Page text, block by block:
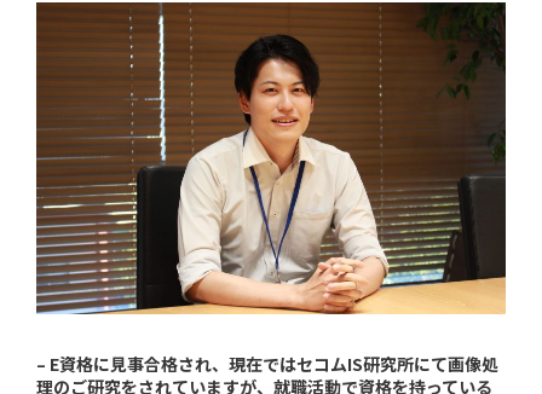
– E資格に見事合格され、現在ではセコムIS研究所にて画像処
理のご研究をされていますが、就職活動で資格を持っている